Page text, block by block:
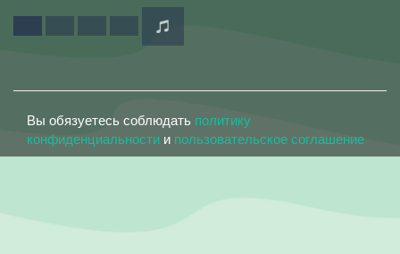
Вы обязуетесь соблюдать политику
конфиденциальности и пользовательское соглашение